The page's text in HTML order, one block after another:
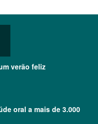
verão feliz
oral a mais de 3.000